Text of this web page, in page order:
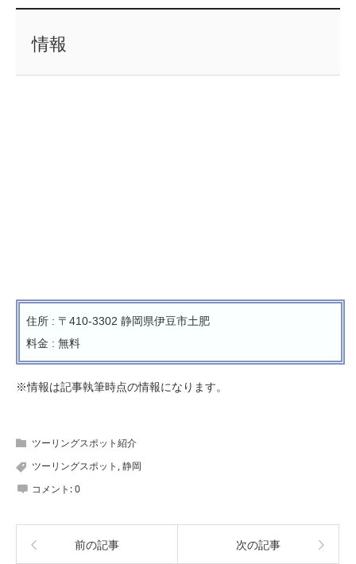
情報
住所 : 〒410-3302 静岡県伊豆市土肥
料金 : 無料
※情報は記事執筆時点の情報になります。
ツーリングスポット紹介
ツーリングスポット ,静岡
コメント:0
前の記事 次の記事